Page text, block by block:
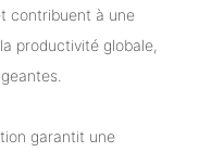
contribuent à une
productivité globale,
garantit une